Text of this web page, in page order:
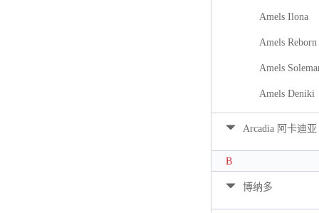
Amels Ilona
Amels
Amels
Amels Deniki
Arcadia 阿卡迪亚
B
博纳多